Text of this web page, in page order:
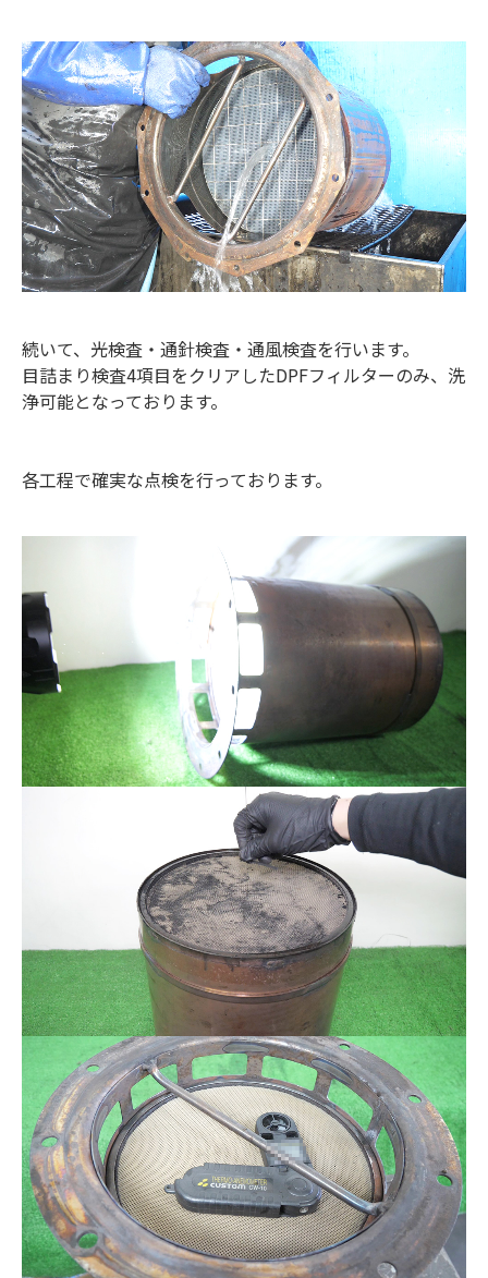
続いて、光検査・通針検査・通風検査を行います。
目詰まり検査4項目をクリアしたDPFフィルターのみ、洗
浄可能となっております。
各工程で確実な点検を行っております。